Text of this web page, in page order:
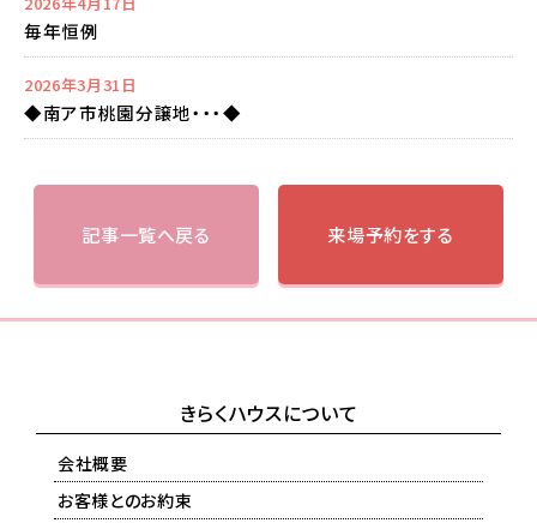
毎年恒例
2026年3月31日
◆南ア市桃園分譲地・・・◆
記事一覧へ戻る 来場予約をする
きらくハウスについて
会社概要
お客様とのお約束